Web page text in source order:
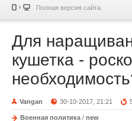
Полная версия сайта
Для
кушетка -
Vangan 30-10-2017, 21:21
Военная политика / new